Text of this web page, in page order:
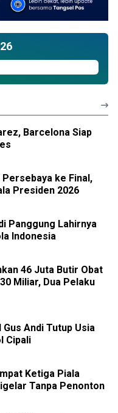
Barcelona Siap
ke Final,
Presiden 2026
Panggung Lahirnya
Indonesia
46 Juta Butir Obat
Miliar, Dua Pelaku
Andi Tutup Usia
Cipali
Ketiga Piala
Tanpa Penonton